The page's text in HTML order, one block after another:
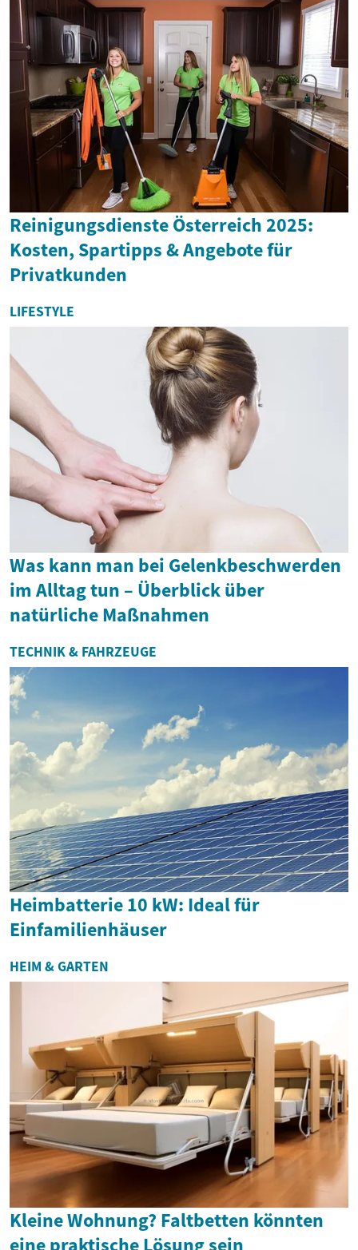
Reinigungsdienste Österreich 2025:
Kosten, Spartipps & Angebote für
Privatkunden
LIFESTYLE
Was kann man bei Gelenkbeschwerden
im Alltag tun – Überblick über
natürliche Maßnahmen
TECHNIK & FAHRZEUGE
Heimbatterie 10 kW: Ideal für
Einfamilienhäuser
HEIM & GARTEN
Kleine Wohnung? Faltbetten könnten
eine praktische Lösung sein